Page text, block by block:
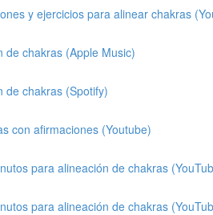
y ejercicios para alinear chakras
de chakras (Apple Music)
de chakras (Spotify)
con afirmaciones (Youtube)
para alineación de chakras
para alineación de chakras